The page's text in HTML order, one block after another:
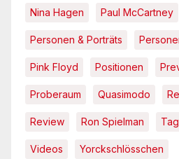
Nina Hagen Paul McCartney
Personen & Porträts
Pink Floyd Positionen
Proberaum Quasimodo
Review Ron Spielman
Videos Yorckschlösschen